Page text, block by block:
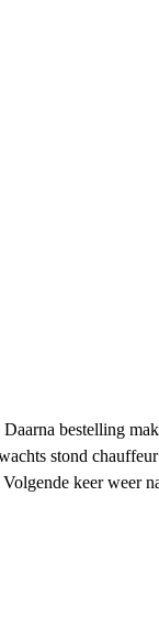
bestelling
stond
keer weer